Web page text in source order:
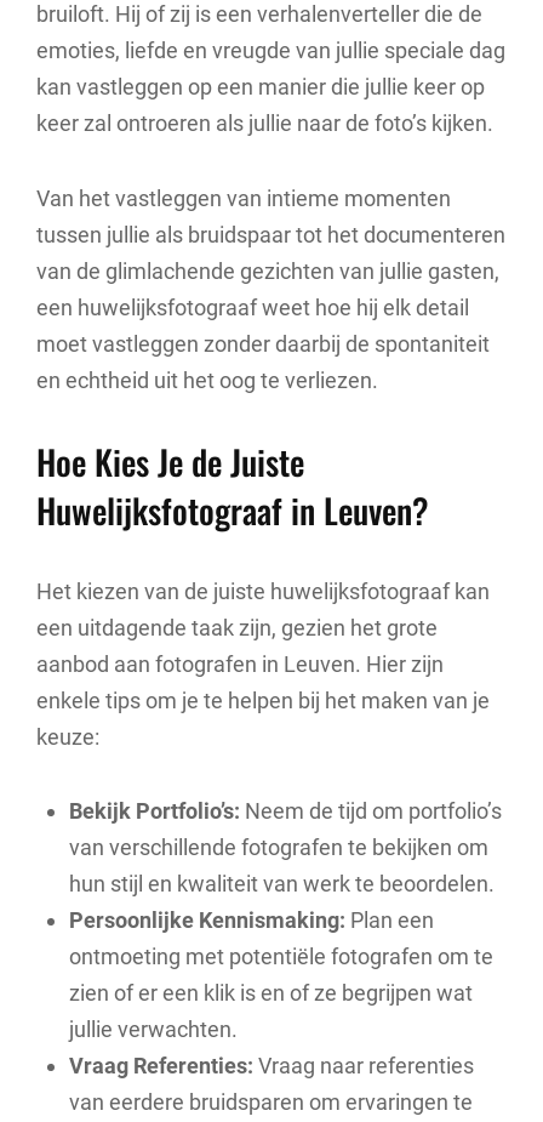
bruiloft. Hij of zij is een verhalenverteller die de
emoties, liefde en vreugde van jullie speciale dag
kan vastleggen op een manier die jullie keer op
keer zal ontroeren als jullie naar de foto’s kijken.
Van het vastleggen van intieme momenten
tussen jullie als bruidspaar tot het documenteren
van de glimlachende gezichten van jullie gasten,
een huwelijksfotograaf weet hoe hij elk detail
moet vastleggen zonder daarbij de spontaniteit
en echtheid uit het oog te verliezen.
Hoe Kies Je de Juiste
Huwelijksfotograaf in Leuven?
Het kiezen van de juiste huwelijksfotograaf kan
een uitdagende taak zijn, gezien het grote
aanbod aan fotografen in Leuven. Hier zijn
enkele tips om je te helpen bij het maken van je
keuze:
Bekijk Portfolio’s: Neem de tijd om portfolio’s
van verschillende fotografen te bekijken om
hun stijl en kwaliteit van werk te beoordelen.
Persoonlijke Kennismaking: Plan een
ontmoeting met potentiële fotografen om te
zien of er een klik is en of ze begrijpen wat
jullie verwachten.
Vraag Referenties: Vraag naar referenties
van eerdere bruidsparen om ervaringen te